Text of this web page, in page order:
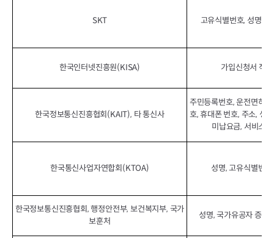
SKT 고유식별번호, 성명,
한국인터넷진흥원(KISA) 가입신청서 작
한국정보통신진흥협회(KAIT), 타 통신사
주민등록번호, 운전면허
호, 휴대폰 번호, 주소, 생
미납요금, 서비스
한국통신사업자연합회(KTOA) 성명, 고유식별번
한국정보통신진흥협회, 행정안전부, 보건복지부, 국가
보훈처
성명, 국가유공자 증명